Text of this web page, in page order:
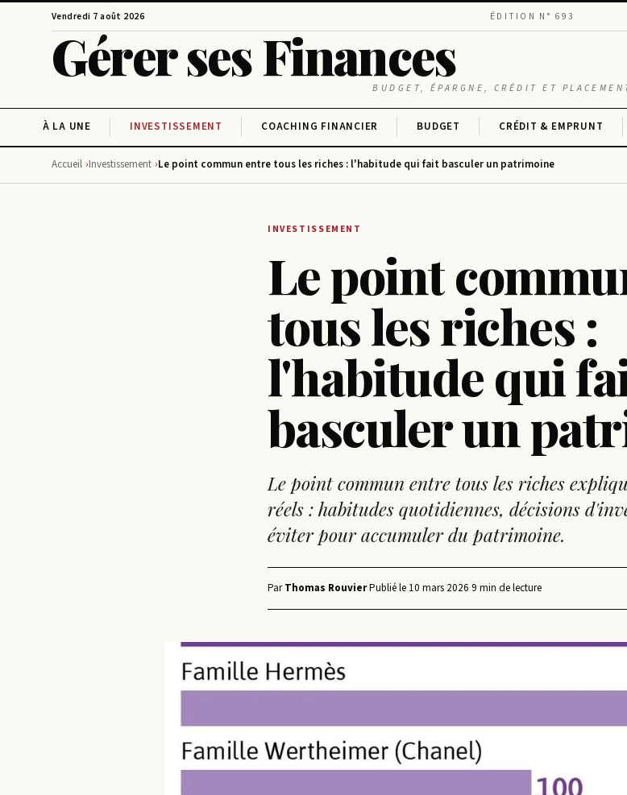
Vendredi 7 août 2026 ÉDITION N° 693
Gérer ses Finances
BUDGET, ÉPARGNE, CRÉDIT ET
À LA UNE INVESTISSEMENT COACHING FINANCIER BUDGET CRÉDIT & EMPRUNT
Accueil Investissement Le point commun entre tous les riches : l'habitude qui fait basculer un patrimoine
INVESTISSEMENT
Le point
tous les riches :
l'habitude qui
basculer un
Le point commun entre tous les riches
réels : habitudes quotidiennes, décisions
éviter pour accumuler du patrimoine.
ParThomas Rouvier·Publié le 10 mars 2026·9 min de lecture